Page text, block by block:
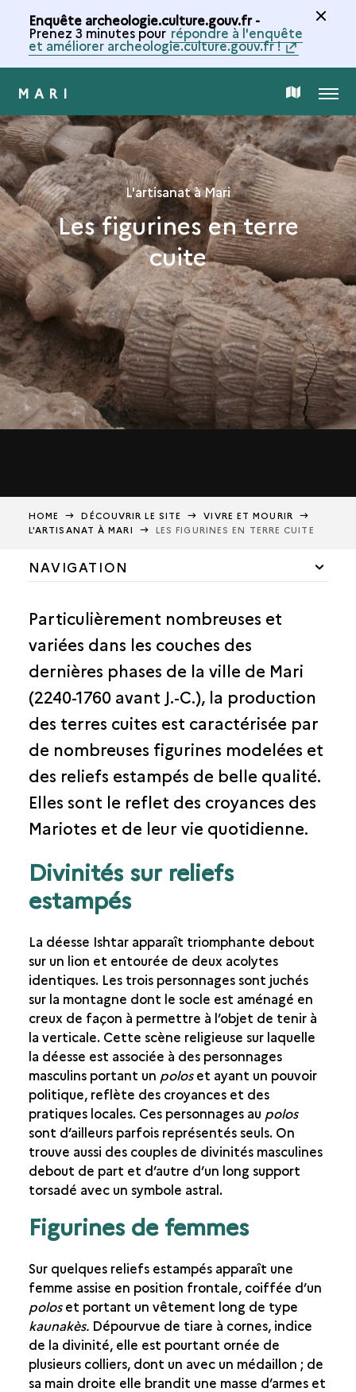
Enquête archeologie.culture.gouv.fr -
Prenez 3 minutes pour répondre à l'enquête
et améliorer archeologie.culture.gouv.fr !
MARI CARTE
DE
LA
COLLECTION
MENU
L'artisanat à Mari
Les figurines en terre
cuite
HOME DÉCOUVRIR LE SITE
VIVRE ET MOURIR
L'ARTISANAT À MARI
LES FIGURINES EN TERRE CUITE
NAVIGATION
LE MONDE DES DIEUX
L'ARTISANAT À MARI
LES FIGURINES EN TERRE CUITE
LES INCRUSTATIONS EN COQUILLE
LES OUTILLAGES EN SILEX
Particulièrement nombreuses et
variées dans les couches des
dernières phases de la ville de Mari
(2240-1760 avant J.-C.), la production
des terres cuites est caractérisée par
de nombreuses figurines modelées et
des reliefs estampés de belle qualité.
Elles sont le reflet des croyances des
Mariotes et de leur vie quotidienne.
Divinités sur reliefs
estampés
La déesse Ishtar apparaît triomphante debout
sur un lion et entourée de deux acolytes
identiques. Les trois personnages sont juchés
sur la montagne dont le socle est aménagé en
creux de façon à permettre à l’objet de tenir à
la verticale. Cette scène religieuse sur laquelle
la déesse est associée à des personnages
masculins portant un poloset ayant un pouvoir
politique, reflète des croyances et des
pratiques locales. Ces personnages au polos
sont d’ailleurs parfois représentés seuls. On
trouve aussi des couples de divinités masculines
debout de part et d’autre d’un long support
torsadé avec un symbole astral.
Figurines de femmes
Sur quelques reliefs estampés apparaît une
femme assise en position frontale, coiffée d’un
poloset portant un vêtement long de type
kaunakès.Dépourvue de tiare à cornes, indice
de la divinité, elle est pourtant ornée de
plusieurs colliers, dont un avec un médaillon ; de
sa main droite elle brandit une masse d’armes et